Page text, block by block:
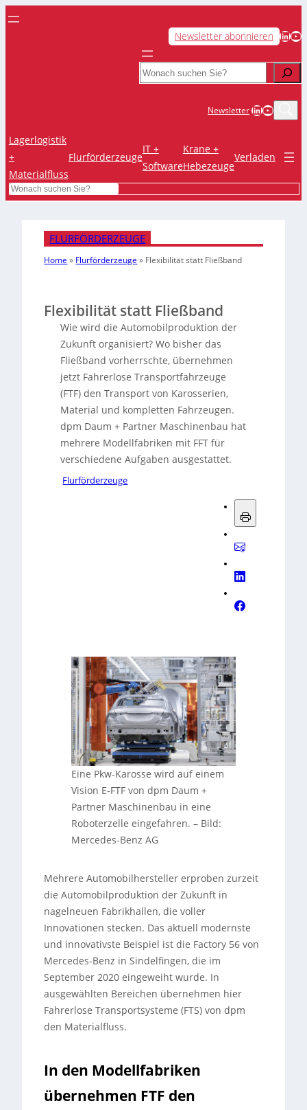
Newsletter abonnieren LinkedIn YouTube
Search
NewsletterLinkedIn
Lagerlogistik
+
Materialfluss
Flurförderzeuge
IT +
Software
Krane +
Hebezeuge
Verladen
Search
FLURFÖRDERZEUGE
Home » Flurförderzeuge » Flexibilität statt Fließband
Flexibilität statt Fließband
Wie wird die Automobilproduktion der
Zukunft organisiert? Wo bisher das
Fließband vorherrschte, übernehmen
jetzt Fahrerlose Transportfahrzeuge
(FTF) den Transport von Karosserien,
Material und kompletten Fahrzeugen.
dpm Daum + Partner Maschinenbau hat
mehrere Modellfabriken mit FFT für
verschiedene Aufgaben ausgestattet.
Flurförderzeuge
Eine Pkw-Karosse wird auf einem
Vision E-FTF von dpm Daum +
Partner Maschinenbau in eine
Roboterzelle eingefahren. – Bild:
Mercedes-Benz AG
Mehrere Automobilhersteller erproben zurzeit
die Automobilproduktion der Zukunft in
nagelneuen Fabrikhallen, die voller
Innovationen stecken. Das aktuell modernste
und innovativste Beispiel ist die Factory 56 von
Mercedes-Benz in Sindelfingen, die im
September 2020 eingeweiht wurde. In
ausgewählten Bereichen übernehmen hier
Fahrerlose Transportsysteme (FTS) von dpm
den Materialfluss.
In den Modellfabriken
übernehmen FTF den